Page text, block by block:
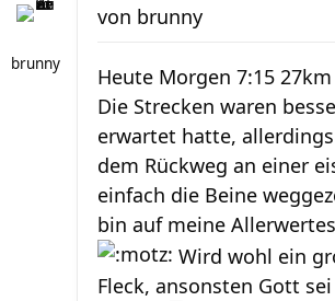
brunny
von brunny
Heute Morgen 7:15
Die Strecken waren
erwartet hatte,
dem Rückweg an einer
einfach die Beine
bin auf meine
Wird wohl ein
Fleck, ansonsten Gott